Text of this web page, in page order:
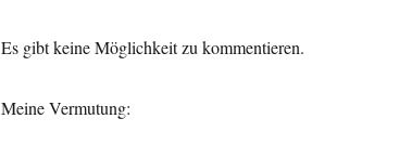
Es gibt keine Möglichkeit zu kommentieren.
Meine Vermutung: